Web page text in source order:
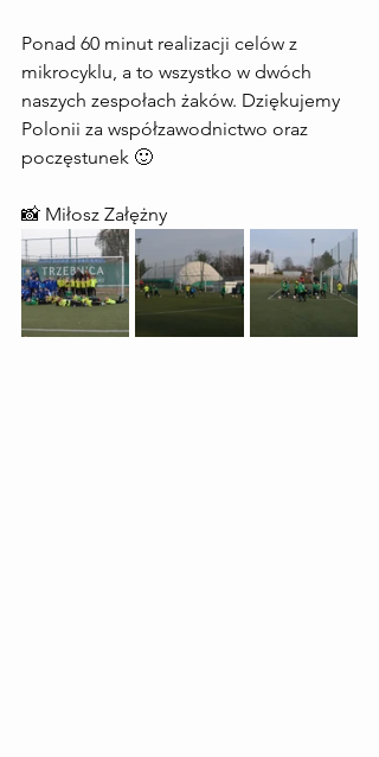
Ponad 60 minut realizacji celów z
mikrocyklu, a to wszystko w dwóch
naszych zespołach żaków. Dziękujemy
Polonii za współzawodnictwo oraz
poczęstunek 🙂
📸 Miłosz Załężny